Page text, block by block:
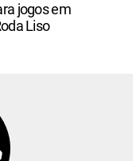
jogos em
Liso